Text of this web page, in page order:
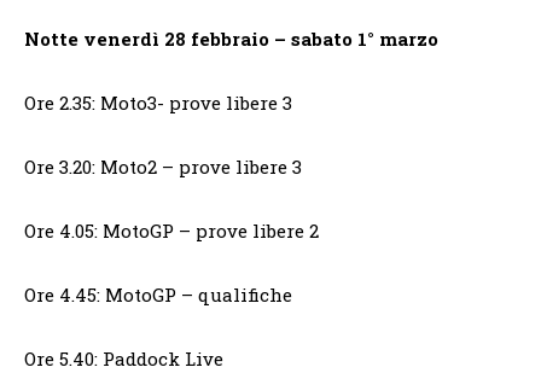
Notte venerdì 28 febbraio – sabato 1° marzo
Ore 2.35: Moto3- prove libere 3
Ore 3.20: Moto2 – prove libere 3
Ore 4.05: MotoGP – prove libere 2
Ore 4.45: MotoGP – qualifiche
Ore 5.40: Paddock Live